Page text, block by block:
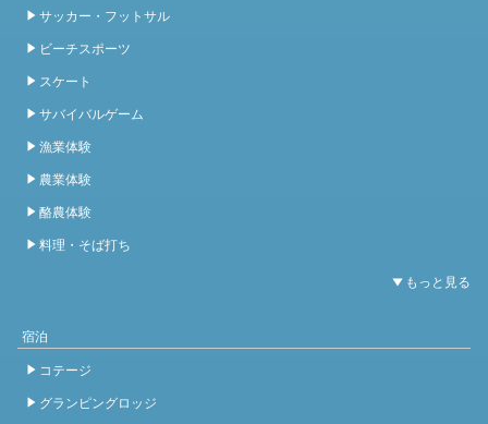
サッカー・フットサル
ビーチスポーツ
スケート
サバイバルゲーム
漁業体験
農業体験
酪農体験
料理・そば打ち
宿泊
コテージ
グランピングロッジ